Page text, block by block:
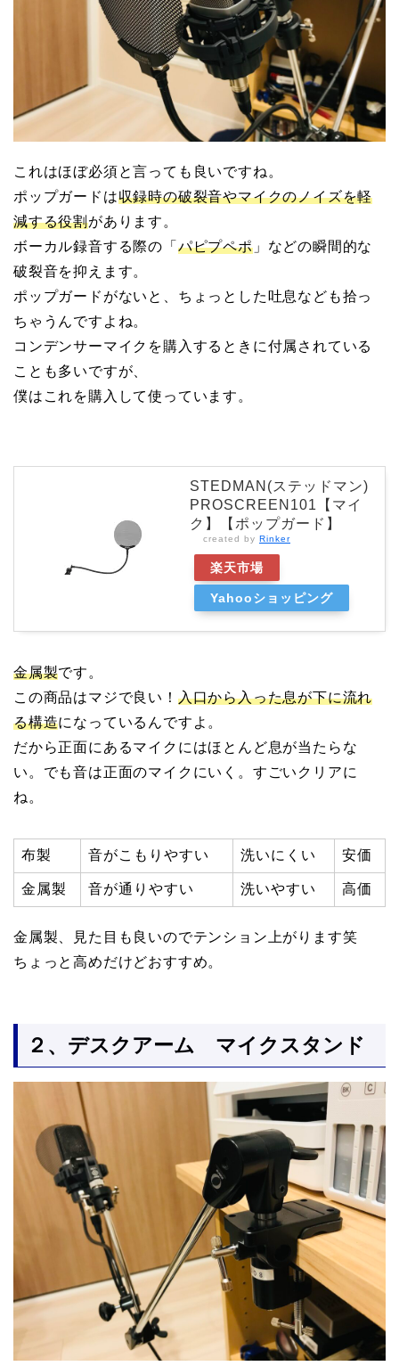
これはほぼ必須と言っても良いですね。
ポップガードは収録時の破裂音やマイクのノイズを軽
減する役割があります。
ボーカル録音する際の「 パピプペポ」などの瞬間的な
破裂音を抑えます。
ポップガードがないと、ちょっとした吐息なども拾っ
ちゃうんですよね。
コンデンサーマイクを購入するときに付属されている
ことも多いですが、
僕はこれを購入して使っています。
STEDMAN(ステッドマン)
PROSCREEN101【マイ
ク】【ポップガード】
created by Rinker
楽天市場
Yahooショッピング
金属製です。
この商品はマジで良い！ 入口から入った息が下に流れ
る構造になっているんですよ。
だから正面にあるマイクにはほとんど息が当たらな
い。でも音は正面のマイクにいく。すごいクリアに
ね。
布製 音がこもりやすい 洗いにくい 安価
金属製 音が通りやすい 洗いやすい 高価
金属製、見た目も良いのでテンション上がります笑
ちょっと高めだけどおすすめ。
２、デスクアーム マイクスタンド